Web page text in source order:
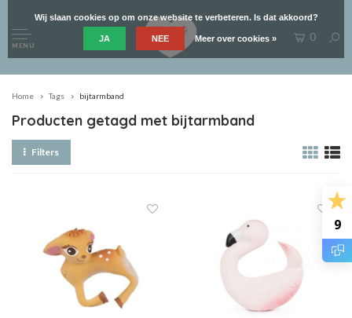
9
MENU
0
Home Tags bijtarmband
Producten getagd met bijtarmband
Filters
Wij slaan cookies op om onze website te verbeteren. Is dat akkoord?
JA NEE Meer over cookies »